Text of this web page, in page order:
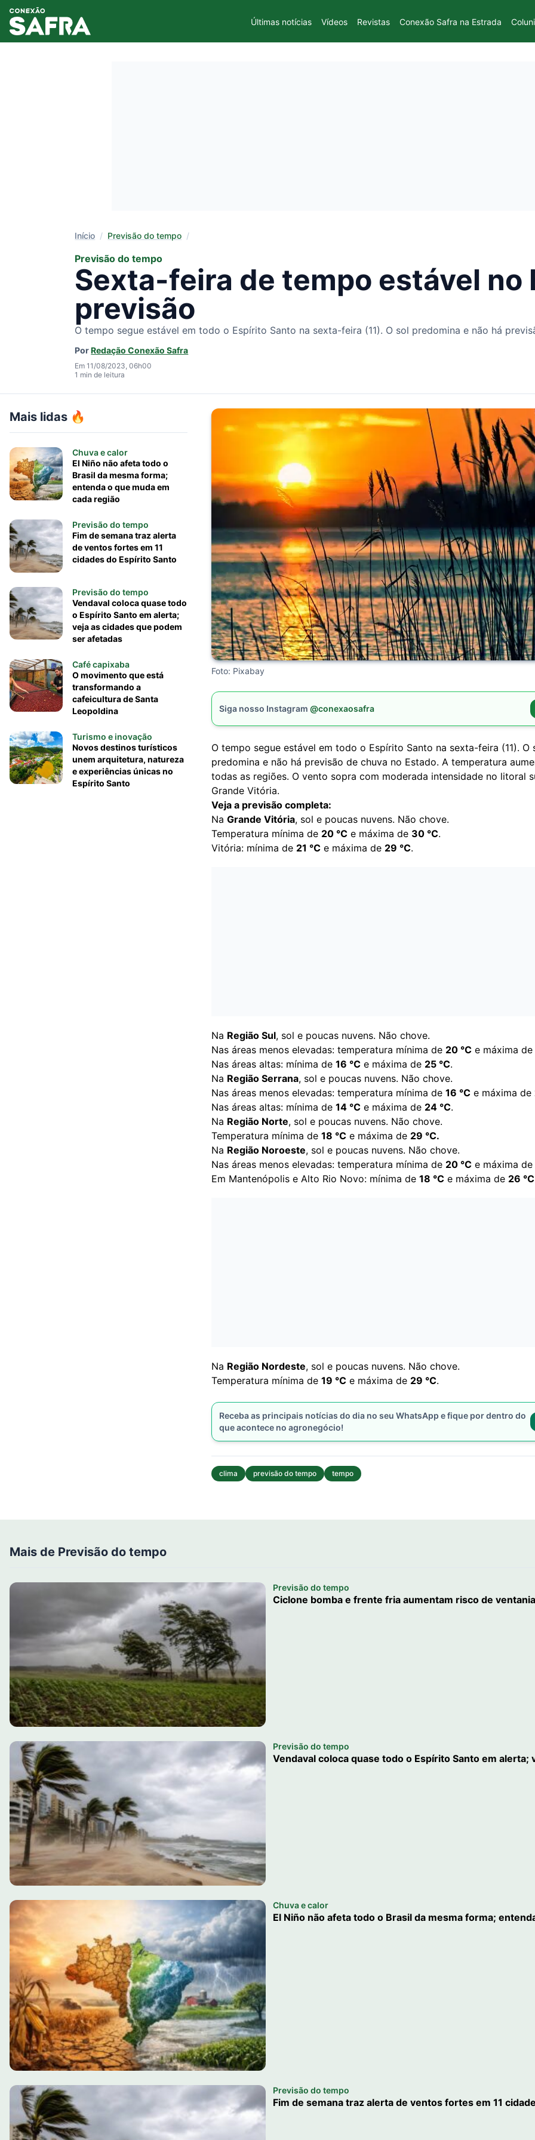
Últimas notícias Vídeos Revistas Conexão Safra na Estrada
Início / Previsão do tempo /
Previsão do tempo
Sexta-feira de tempo estável no
previsão
O tempo segue estável em todo o Espírito Santo na sexta-feira (11). O sol predomina e não há
PorRedação Conexão Safra
Em 11/08/2023, 06h00
1 min de leitura
Mais lidas 🔥
Chuva e calor
El Niño não afeta todo o
Brasil da mesma forma;
entenda o que muda em
cada região
Previsão do tempo
Fim de semana traz alerta
de ventos fortes em 11
cidades do Espírito Santo
Previsão do tempo
Vendaval coloca quase todo
o Espírito Santo em alerta;
veja as cidades que podem
ser afetadas
Café capixaba
O movimento que está
transformando a
cafeicultura de Santa
Leopoldina
Turismo e inovação
Novos destinos turísticos
unem arquitetura, natureza
e experiências únicas no
Espírito Santo
Foto: Pixabay
Siga nosso Instagram @conexaosafra
O tempo segue estável em todo o Espírito Santo na sexta-feira (11). O
predomina e não há previsão de chuva no Estado. A temperatura
todas as regiões. O vento sopra com moderada intensidade no litoral
Grande Vitória.
Veja a previsão completa:
Na Grande Vitória, sol e poucas nuvens. Não chove.
Temperatura mínima de 20 °C e máxima de 30 °C.
Vitória: mínima de 21 °Ce máxima de 29 °C.
Na Região Sul, sol e poucas nuvens. Não chove.
Nas áreas menos elevadas: temperatura mínima de 20 °C e máxima de
Nas áreas altas: mínima de 16 °Ce máxima de 25 °C.
Na Região Serrana, sol e poucas nuvens. Não chove.
Nas áreas menos elevadas: temperatura mínima de 16 °C e máxima de
Nas áreas altas: mínima de 14 °Ce máxima de 24 °C.
Na Região Norte, sol e poucas nuvens. Não chove.
Temperatura mínima de 18 °C e máxima de 29 °C.
Na Região Noroeste, sol e poucas nuvens. Não chove.
Nas áreas menos elevadas: temperatura mínima de 20 °C e máxima de
Em Mantenópolis e Alto Rio Novo: mínima de 18 °Ce máxima de 26 °C
Na Região Nordeste, sol e poucas nuvens. Não chove.
Temperatura mínima de 19 °C e máxima de 29 °C.
Receba as principais notícias do dia no seu WhatsApp e fique por dentro do
que acontece no agronegócio!
clima previsão do tempo tempo
Mais de Previsão do tempo
Previsão do tempo
Ciclone bomba e frente fria aumentam risco de
Previsão do tempo
Vendaval coloca quase todo o Espírito Santo em
Chuva e calor
El Niño não afeta todo o Brasil da mesma forma;
Previsão do tempo
Fim de semana traz alerta de ventos fortes em 11